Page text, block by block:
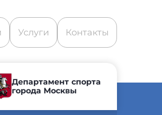
Услуги Контакты
Департамент спорта
города Москвы